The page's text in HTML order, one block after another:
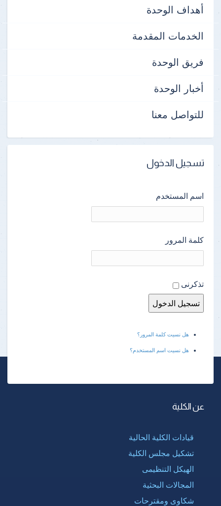
أهداف الوحدة
الخدمات المقدمة
فريق الوحدة
أخبار الوحدة
للتواصل معنا
تسجيل الدخول
اسم المستخدم
كلمة المرور
تذكرنى
هل نسيت كلمة المرور؟
هل نسيت اسم المستخدم؟
عن الكلية
قيادات الكلية الحالية
تشكيل مجلس الكلية
الهيكل التنظيمى
المجالات البحثية
شكاوى ومقترحات